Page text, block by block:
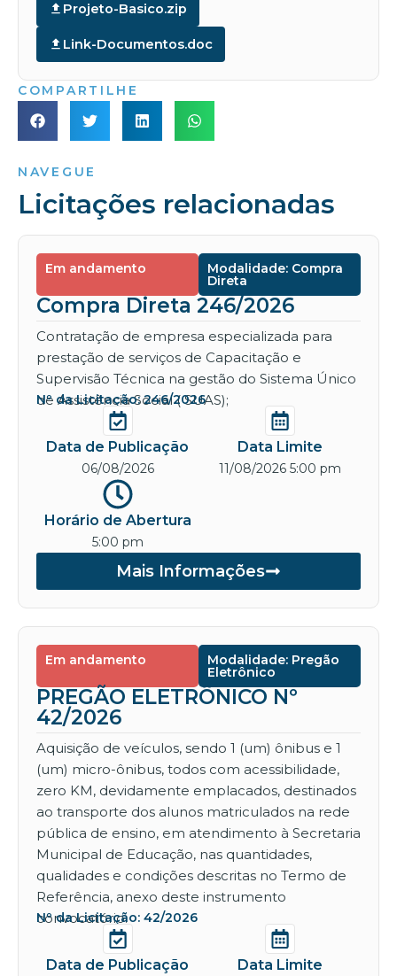
Projeto-Basico.zip
Link-Documentos.doc
COMPARTILHE
NAVEGUE
Licitações relacionadas
Em andamento Modalidade: Compra
Direta
Compra Direta 246/2026
Contratação de empresa especializada para
prestação de serviços de Capacitação e
Supervisão Técnica na gestão do Sistema Único
de Assistência Social ( SUAS);
Nº da Licitação: 246/2026
Data de Publicação
06/08/2026
Data Limite
11/08/2026 5:00 pm
Horário de Abertura
5:00 pm
Mais Informações
Em andamento Modalidade: Pregão
Eletrônico
PREGÃO ELETRÔNICO Nº
42/2026
Aquisição de veículos, sendo 1 (um) ônibus e 1
(um) micro-ônibus, todos com acessibilidade,
zero KM, devidamente emplacados, destinados
ao transporte dos alunos matriculados na rede
pública de ensino, em atendimento à Secretaria
Municipal de Educação, nas quantidades,
qualidades e condições descritas no Termo de
Referência, anexo deste instrumento
convocatório.
Nº da Licitação: 42/2026
Data de Publicação Data Limite